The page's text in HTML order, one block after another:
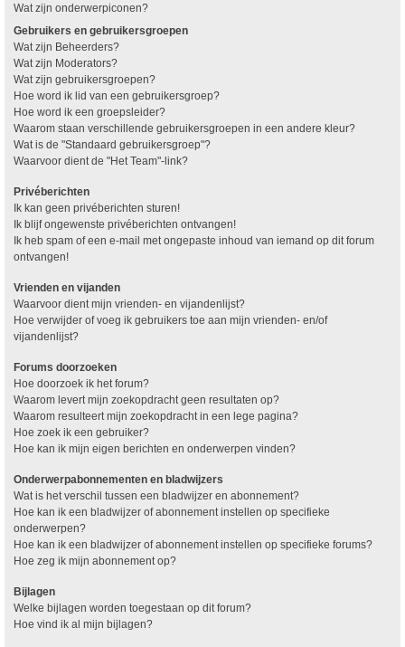
Wat zijn onderwerpiconen?
Gebruikers en gebruikersgroepen
Wat zijn Beheerders?
Wat zijn Moderators?
Wat zijn gebruikersgroepen?
Hoe word ik lid van een gebruikersgroep?
Hoe word ik een groepsleider?
Waarom staan verschillende gebruikersgroepen in een andere kleur?
Wat is de "Standaard gebruikersgroep"?
Waarvoor dient de "Het Team"-link?
Privéberichten
Ik kan geen privéberichten sturen!
Ik blijf ongewenste privéberichten ontvangen!
Ik heb spam of een e-mail met ongepaste inhoud van iemand op dit forum
ontvangen!
Vrienden en vijanden
Waarvoor dient mijn vrienden- en vijandenlijst?
Hoe verwijder of voeg ik gebruikers toe aan mijn vrienden- en/of
vijandenlijst?
Forums doorzoeken
Hoe doorzoek ik het forum?
Waarom levert mijn zoekopdracht geen resultaten op?
Waarom resulteert mijn zoekopdracht in een lege pagina?
Hoe zoek ik een gebruiker?
Hoe kan ik mijn eigen berichten en onderwerpen vinden?
Onderwerpabonnementen en bladwijzers
Wat is het verschil tussen een bladwijzer en abonnement?
Hoe kan ik een bladwijzer of abonnement instellen op specifieke
onderwerpen?
Hoe kan ik een bladwijzer of abonnement instellen op specifieke forums?
Hoe zeg ik mijn abonnement op?
Bijlagen
Welke bijlagen worden toegestaan op dit forum?
Hoe vind ik al mijn bijlagen?